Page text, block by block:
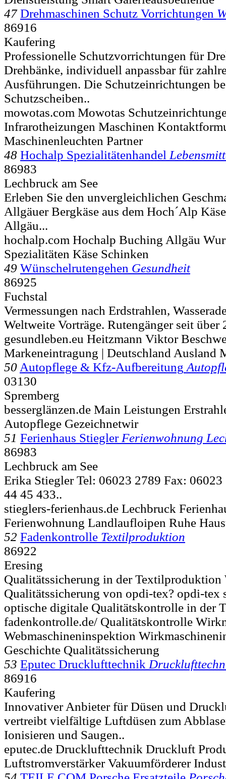
47 Drehmaschinen Schutz Vorrichtungen
86916
Kaufering
Professionelle Schutzvorrichtungen für
Drehbänke, individuell anpassbar für
Ausführungen. Die Schutzeinrichtungen
Schutzscheiben..
mowotas.com Mowotas
Infrarotheizungen Maschinen
Maschinenleuchten Partner
48 Hochalp Spezialitätenhandel
86983
Lechbruck am See
Erleben Sie den unvergleichlichen
Allgäuer Bergkäse aus dem Hoch´Alp
Allgäu...
hochalp.com Hochalp Buching Allgäu
Spezialitäten Käse Schinken
49 Wünschelrutengehen Gesundheit
86925
Fuchstal
Vermessungen nach Erdstrahlen,
Weltweite Vorträge. Rutengänger seit über
gesundleben.eu Heitzmann Viktor
Markeneintragung | Deutschland Ausland
50 Autopflege & Kfz-Aufbereitung
03130
Spremberg
besserglänzen.de Main Leistungen
Autopflege Gezeichnetwir
51 Ferienhaus Stiegler Ferienwohnung
86983
Lechbruck am See
Erika Stiegler Tel: 06023 2789 Fax:
44 45 433..
stieglers-ferienhaus.de Lechbruck
Ferienwohnung Landlaufloipen Ruhe
52 Fadenkontrolle Textilproduktion
86922
Eresing
Qualitätssicherung in der Textilproduktion
Qualitätssicherung von opdi-tex? opdi-tex
optische digitale Qualitätskontrolle in der
fadenkontrolle.de/ Qualitätskontrolle
Webmaschineninspektion
Geschichte Qualitätssicherung
53 Eputec Drucklufttechnik
86916
Kaufering
Innovativer Anbieter für Düsen und
vertreibt vielfältige Luftdüsen zum
Ionisieren und Saugen..
eputec.de Drucklufttechnik Druckluft
Luftstromverstärker Vakuumförderer